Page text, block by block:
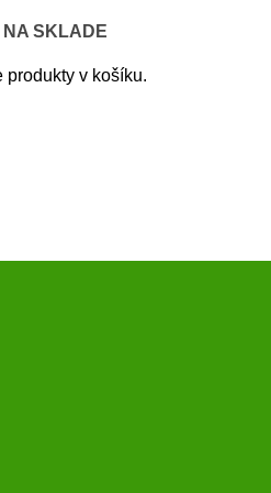
produkty v košíku.
NA SKLADE